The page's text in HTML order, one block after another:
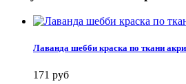
Лаванда шебби краска по ткани
171 руб